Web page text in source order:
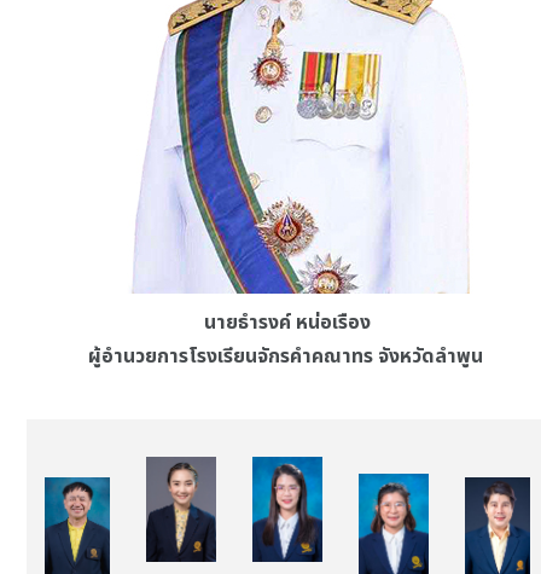
นายธำรงค์ หน่อเรือง
ผู้อำนวยการโรงเรียนจักรคำคณาทร จังหวัดลำพูน